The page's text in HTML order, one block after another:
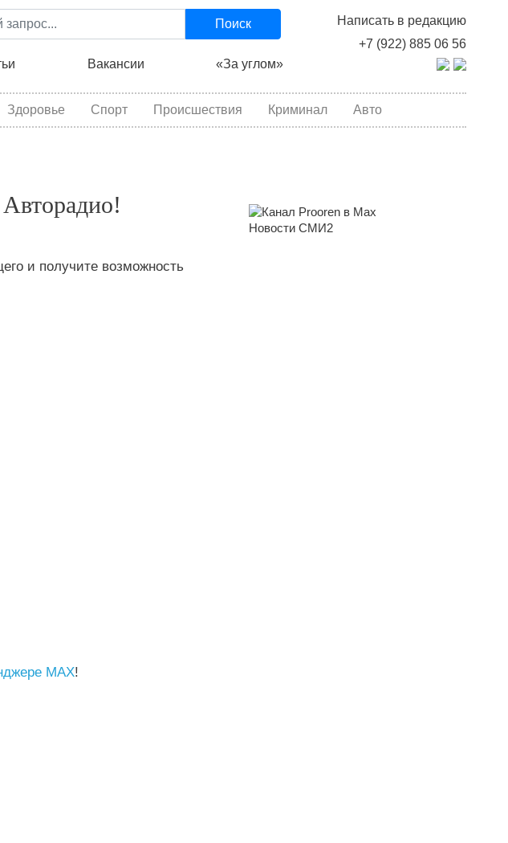
Написать в редакцию
+7 (922) 885 06 56
Поиск
Вакансии «За углом»
Здоровье Спорт Происшествия Криминал Авто
и получите возможность
MAX!
Новости СМИ2